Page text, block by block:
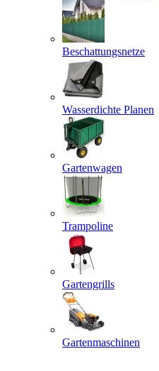
Beschattungsnetze
Wasserdichte Planen
Gartenwagen
Trampoline
Gartengrills
Gartenmaschinen